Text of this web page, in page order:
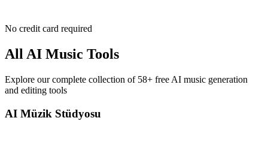
No credit card required
All AI Music Tools
Explore our complete collection of 58+ free AI music generation
and editing tools
AI Müzik Stüdyosu